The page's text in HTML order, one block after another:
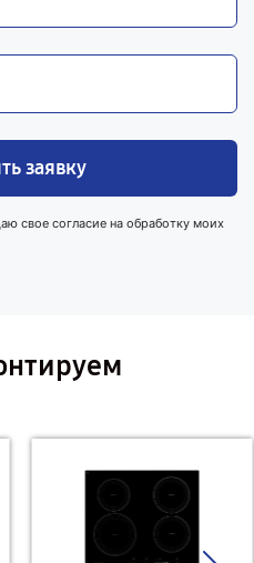
заявку
свое согласие на обработку моих